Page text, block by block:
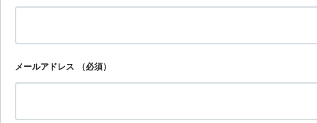
メールアドレス （必須）